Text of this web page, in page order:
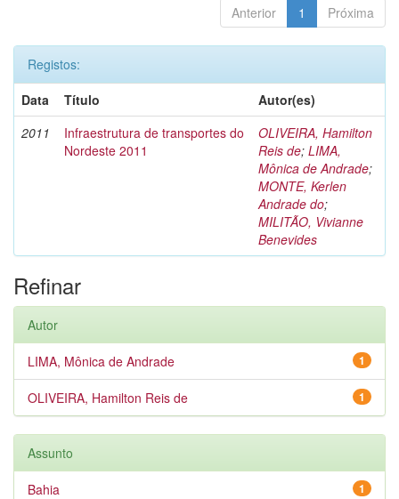
Anterior 1 Próxima
Registos:
Data
Título
Autor(es)
2011
Infraestrutura de transportes do
Nordeste 2011
OLIVEIRA, Hamilton
Reis de; LIMA,
Mônica de Andrade;
MONTE, Kerlen
Andrade do;
MILITÃO, Vivianne
Benevides
Refinar
Autor
1
LIMA, Mônica de Andrade
1
OLIVEIRA, Hamilton Reis de
Assunto
1
Bahia